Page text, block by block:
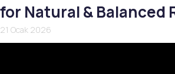
for Natural & Balanced
21 Ocak 2026